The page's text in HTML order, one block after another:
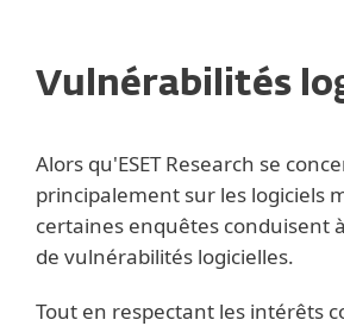
Vulnérabilités
Alors qu'ESET Research se
principalement sur les logiciels
certaines enquêtes conduisent
de vulnérabilités logicielles.
Tout en respectant les intérêts